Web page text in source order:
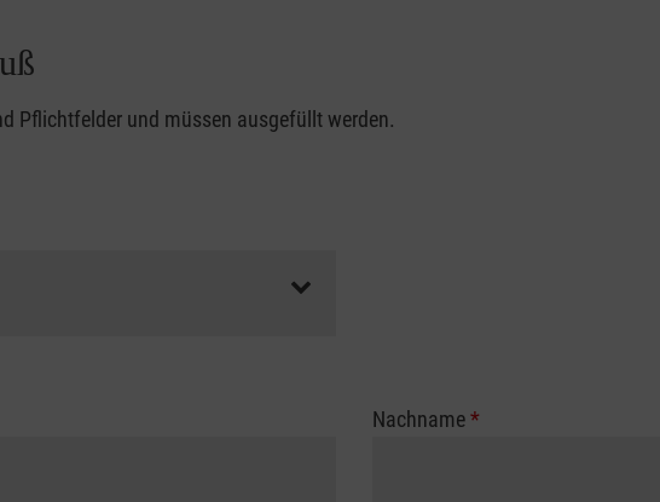
Pflichtfelder und müssen ausgefüllt werden.
Nachname*